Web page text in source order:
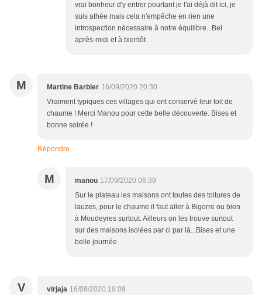
vrai bonheur d'y entrer pourtant je l'ai déjà dit ici, je
suis athée mais cela n'empêche en rien une
introspection nécessaire à notre équilibre...Bel
après-midi et à bientôt
M Martine Barbier 16/09/2020 20:30
Vraiment typiques ces villages qui ont conservé leur toit de
chaume ! Merci Manou pour cette belle découverte. Bises et
bonne soirée !
Répondre
M manou 17/09/2020 06:39
Sur le plateau les maisons ont toutes des toitures de
lauzes, pour le chaume il faut aller à Bigorre ou bien
à Moudeyres surtout. Ailleurs on les trouve surtout
sur des maisons isolées par ci par là...Bises et une
belle journée
V virjaja 16/09/2020 19:09